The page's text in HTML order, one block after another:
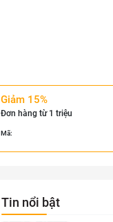
Giảm 15%
Đơn hàng từ 1 triệu
Mã:
Tin nổi bật